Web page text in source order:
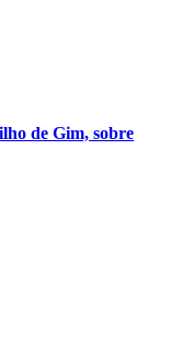
de Gim, sobre